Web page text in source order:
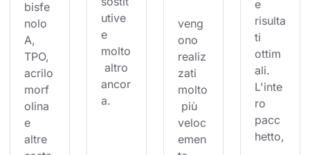
bisfe
nolo
A,
TPO,
acrilo
morf
olina
e
altre
utive
e
molto
altro
ancor
a.
veng
ono
realiz
zati
molto
più
veloc
emen
e
risulta
ti
ottim
ali.
L'inte
ro
pacc
hetto,